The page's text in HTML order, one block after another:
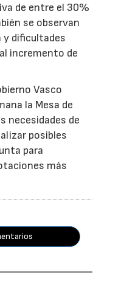
de entre el 30%
se observan
y dificultades
incremento de
Vasco
la Mesa de
necesidades de
posibles
para
más